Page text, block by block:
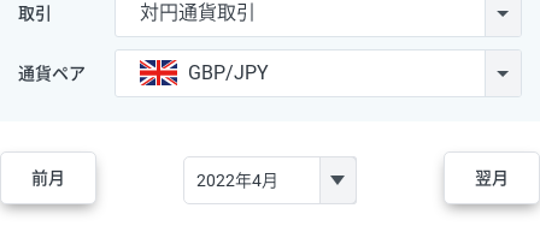
取引 対円通貨取引
通貨ペア GBP/JPY
前月 翌月